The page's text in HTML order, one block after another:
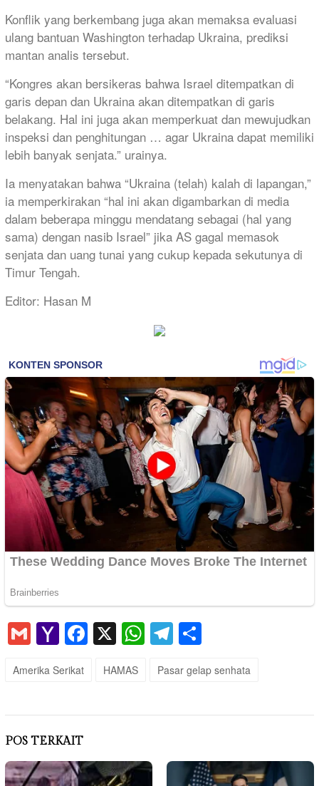
Konflik yang berkembang juga akan memaksa evaluasi
ulang bantuan Washington terhadap Ukraina, prediksi
mantan analis tersebut.
“Kongres akan bersikeras bahwa Israel ditempatkan di
garis depan dan Ukraina akan ditempatkan di garis
belakang. Hal ini juga akan memperkuat dan mewujudkan
inspeksi dan penghitungan … agar Ukraina dapat memiliki
lebih banyak senjata.” urainya.
Ia menyatakan bahwa “Ukraina (telah) kalah di lapangan,”
ia memperkirakan “hal ini akan digambarkan di media
dalam beberapa minggu mendatang sebagai (hal yang
sama) dengan nasib Israel” jika AS gagal memasok
senjata dan uang tunai yang cukup kepada sekutunya di
Timur Tengah.
Editor: Hasan M
GmailYahooFacebook
X WhatsApp
Telegram
Amerika Serikat HAMAS Pasar gelap senhata
POS TERKAIT